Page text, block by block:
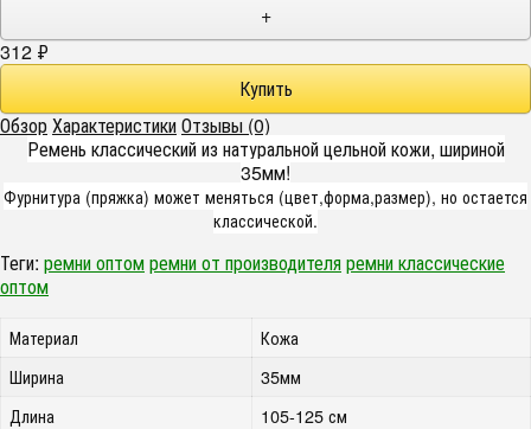
+
312 ₽
ОбзорХарактеристикиОтзывы (0)
Ремень классический из натуральной цельной кожи, шириной
35мм!
Фурнитура (пряжка) может меняться (цвет,форма,размер), но остается
классической.
Теги: ремни оптомремни от производителяремни классические
оптом
Материал
Кожа
Ширина
35мм
Длина
105-125 см